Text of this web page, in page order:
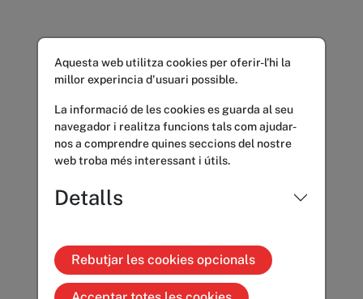
Aquesta web utilitza cookies per oferir-l'hi la
millor experincia d'usuari possible.
La informació de les cookies es guarda al seu
navegador i realitza funcions tals com ajudar-
nos a comprendre quines seccions del nostre
web troba més interessant i útils.
Detalls
Rebutjar les cookies opcionals